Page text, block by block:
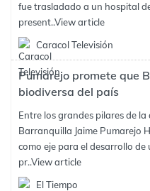
fue trasladado a un hospital
present..View article
Caracol Televisión
Pumarejo promete que
biodiversa del país
Entre los grandes pilares de
Barranquilla Jaime Pumarejo
como eje para el desarrollo
pr..View article
El Tiempo